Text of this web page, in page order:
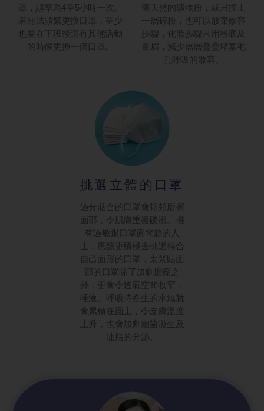
罩，頻率為4至5小時一次。
若無法頻繁更換口罩，至少
也要在下班後還有其他活動
的時候更換一個口罩。
薄天然的礦物粉，或只撲上
一層碎粉，也可以放棄修容
步驟，化妝步驟只用粉底及
畫眉，減少層層疊疊堵塞毛
孔呼吸的妝容。
挑選立體的口罩
過分貼合的口罩會頻頻磨擦
面部，令肌膚重覆破損。擁
有過敏跟口罩瘡問題的人
士，應該更積極去挑選得合
自己面形的口罩，太緊貼面
部的口罩除了加劇磨擦之
外，更會令透氣空間收窄，
唾液、呼吸時產生的水氣就
會累積在面上，令皮膚溫度
上升，也會加劇細菌滋生及
油脂的分泌。